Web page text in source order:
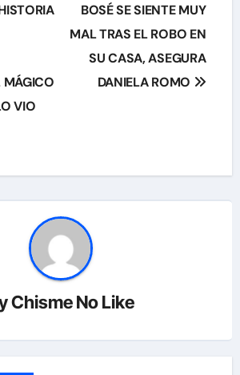
MÁGICO
VIO
BOSÉ SE SIENTE MUY
MAL TRAS EL ROBO EN
SU CASA, ASEGURA
DANIELA ROMO
Chisme No Like